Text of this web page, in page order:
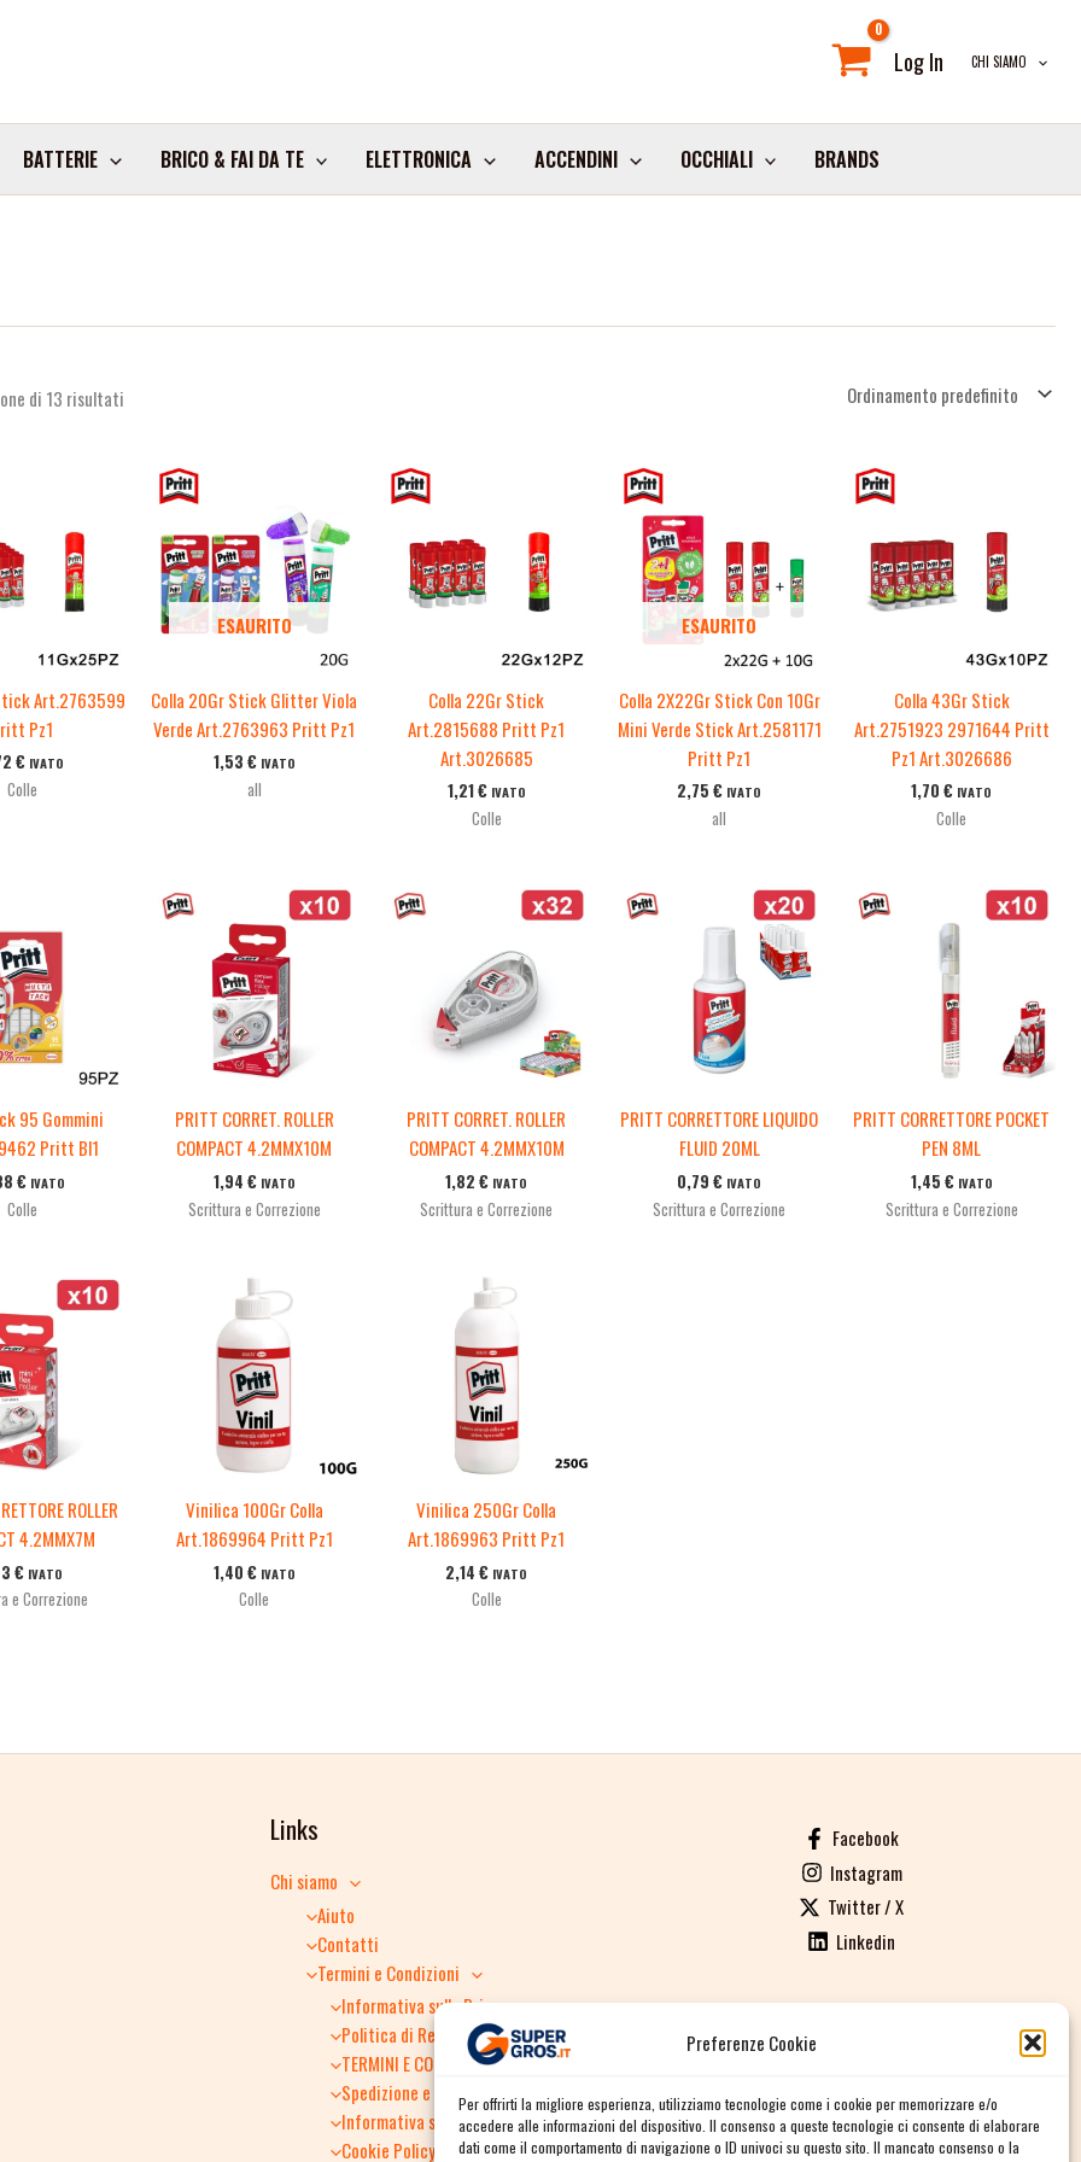
Preferenze Cookie
Per offrirti la migliore esperienza, utilizziamo tecnologie come i cookie per memorizzare e/o
accedere alle informazioni del dispositivo. Il consenso a queste tecnologie ci consente di elaborare
dati come il comportamento di navigazione o ID univoci su questo sito. Il mancato consenso o la
Log In CHI SIAMO
BATTERIE BRICO & FAI DA TE ELETTRONICA ACCENDINI OCCHIALI BRANDS
di 13 risultati
Art.2763599
Pz1
€ IVATO
Colle
ESAURITO
Colla 20Gr Stick Glitter Viola
Verde Art.2763963 Pritt Pz1
1,53 € IVATO
all
Colla 22Gr Stick
Art.2815688 Pritt Pz1
Art.3026685
1,21€ IVATO
Colle
ESAURITO
Colla 2X22Gr Stick Con 10Gr
Mini Verde Stick Art.2581171
Pritt Pz1
2,75€ IVATO
all
Colla 43Gr Stick
Art.2751923 2971644 Pritt
Pz1 Art.3026686
1,70€ IVATO
Colle
95 Gommini
Pritt Bl1
€ IVATO
Colle
PRITT CORRET. ROLLER
COMPACT 4.2MMX10M
1,94 € IVATO
Scrittura e Correzione
PRITT CORRET. ROLLER
COMPACT 4.2MMX10M
1,82€ IVATO
Scrittura e Correzione
PRITT CORRETTORE LIQUIDO
FLUID 20ML
0,79€ IVATO
Scrittura e Correzione
PRITT CORRETTORE POCKET
PEN 8ML
1,45 € IVATO
Scrittura e Correzione
ROLLER
4.2MMX7M
€ IVATO
e Correzione
Vinilica 100Gr Colla
Art.1869964 Pritt Pz1
1,40 € IVATO
Colle
Vinilica 250Gr Colla
Art.1869963 Pritt Pz1
2,14€ IVATO
Colle
Links
Chi siamo
Aiuto
Contatti
Termini e Condizioni
Informativa sulla Privacy
Politica di Reso
TERMINI E CONDIZIONI GENERALI DI VENDITA
Spedizione e consegna
Informativa sulla Privacy
Cookie Policy
Facebook
Instagram
Twitter / X
Linkedin